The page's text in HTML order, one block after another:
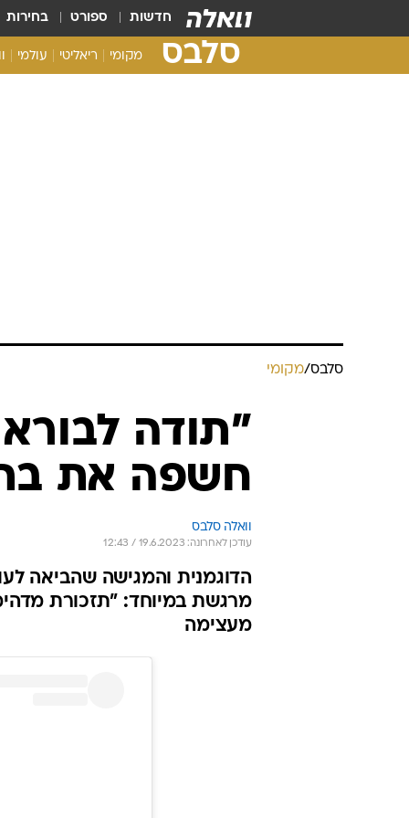
חדשות ספורט בחירות
סלבס מקומי ריאליטי עולמי
סלבס/מקומי
"תודה
חשפה את
וואלה סלבס
עודכן לאחרונה: 19.6.2023 / 12:43
הדוגמנית והמגישה שהביאה
מרגשת במיוחד: "תזכורת
מעצימה